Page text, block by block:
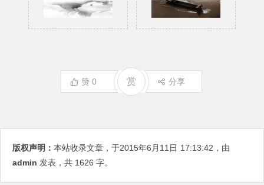
赞 0 赏 分享
版权声明： 本站收录文章，于2015年6月11日 17:13:42 ，由
admin 发表，共 1626 字。